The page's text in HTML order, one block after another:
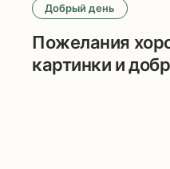
Добрый день
Пожелания
картинки и